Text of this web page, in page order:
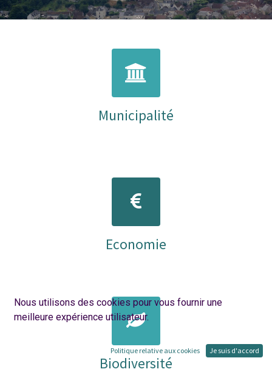
Municipalité
Economie
Biodiversité
Nous utilisons des cookies pour vous fournir une
meilleure expérience utilisateur.
Politique relative aux cookies Je suis d'accord